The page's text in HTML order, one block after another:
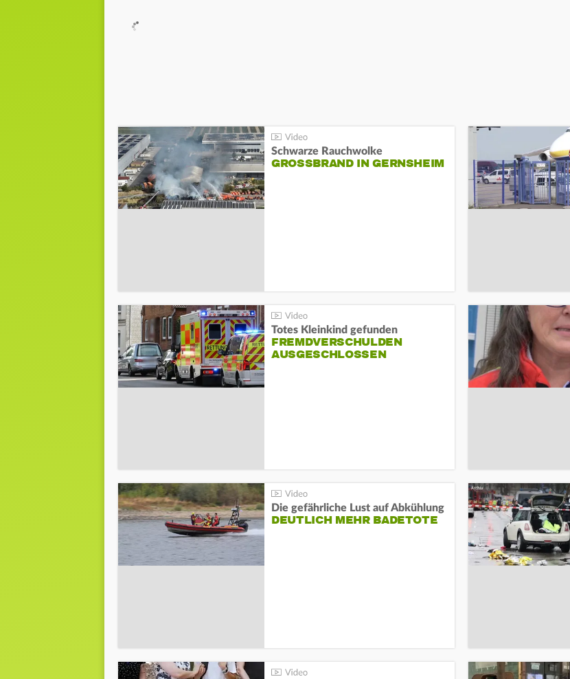
Schwarze Rauchwolke
GROSSBRAND IN GERNSHEIM
Totes Kleinkind gefunden
FREMDVERSCHULDEN
AUSGESCHLOSSEN
Die gefährliche Lust auf Abkühlung
DEUTLICH MEHR BADETOTE